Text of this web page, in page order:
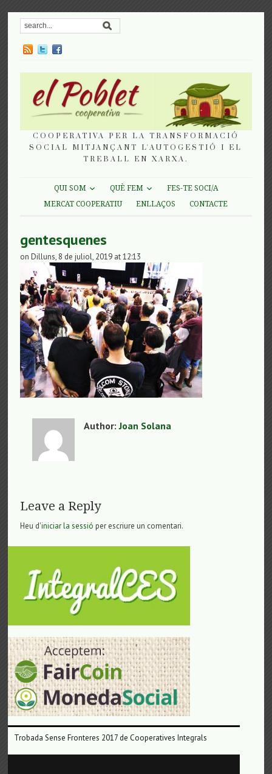
COOPERATIVA PER LA TRANSFORMACIÓ
SOCIAL MITJANÇANT L'AUTOGESTIÓ I EL
TREBALL EN XARXA.
QUI SOM QUÈ FEM
FES-TE SOCI/A
MERCAT COOPERATIU
ENLLAÇOS CONTACTE
gentesquenes
on Dilluns, 8 de juliol, 2019 at 12:13
Author:Joan Solana
Leave a Reply
Heu d'iniciar la sessió per escriure un comentari.
Trobada Sense Fronteres 2017 de Cooperatives Integrals